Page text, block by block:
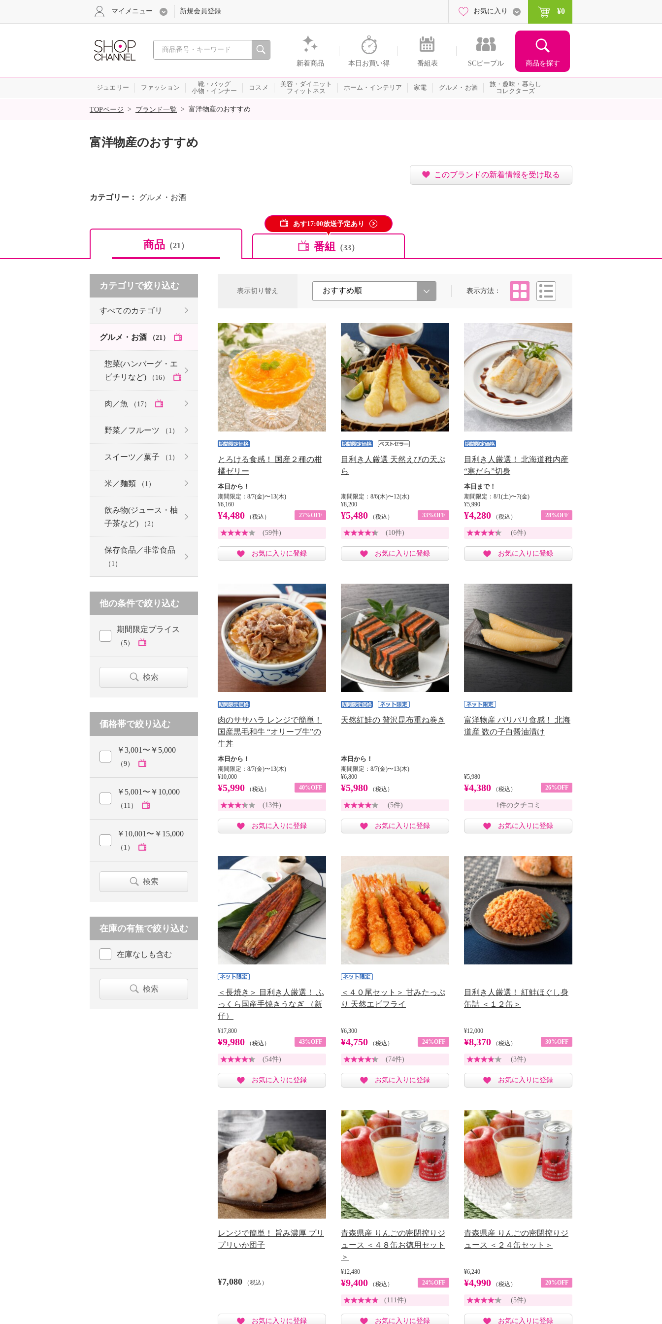
心おどる、瞬間を。通販・テレビショッピングのショップチャンネル
新着商品 本日お買い得 番組表 SCピープル 商品を探す
マイメニュー 新規会員登録 お気に入り ¥0
ジュエリー ファッション
靴・バッグ
小物・インナー
コスメ
美容・ダイエット
フィットネス
ホーム・インテリア 家電 グルメ・お酒
旅・趣味・暮らし
コレクターズ
SALE
TOPページ > ブランド一覧 > 富洋物産のおすすめ
富洋物産のおすすめ
このブランドの新着情報を受け取る
カテゴリー グルメ・お酒
商品 （21） 番組 （33）
あす17:00放送予定あり
表示切り替え 表示方法
タイル
とろける食感！ 国産２種の柑
橘ゼリー
本日から！
期間限定：8/7(金)〜13(木)
¥6,160
¥4,480 （税込） 27%OFF
(59件)
お気に入りに登録
目利き人厳選 天然えびの天ぷ
ら
期間限定：8/6(木)〜12(水)
¥8,200
¥5,480 （税込） 33%OFF
(10件)
お気に入りに登録
目利き人厳選！ 北海道稚内産
“寒だら”切身
本日まで！
期間限定：8/1(土)〜7(金)
¥5,990
¥4,280 （税込） 28%OFF
(6件)
お気に入りに登録
肉のササハラ レンジで簡単！
国産黒毛和牛 “オリーブ牛”の
牛丼
本日から！
期間限定：8/7(金)〜13(木)
¥10,000
¥5,990 （税込） 40%OFF
(13件)
お気に入りに登録
天然紅鮭の 贅沢昆布重ね巻き
本日から！
期間限定：8/7(金)〜13(木)
¥6,800
¥5,980 （税込）
(5件)
お気に入りに登録
富洋物産 パリパリ食感！ 北海
道産 数の子白醤油漬け
¥5,980
¥4,380 （税込） 26%OFF
1件のクチコミ
お気に入りに登録
＜長焼き＞ 目利き人厳選！ ふ
っくら国産手焼きうなぎ （新
仔）
¥17,800
¥9,980 （税込） 43%OFF
(54件)
お気に入りに登録
＜４０尾セット＞ 甘みたっぷ
り 天然エビフライ
¥6,300
¥4,750 （税込） 24%OFF
(74件)
お気に入りに登録
目利き人厳選！ 紅鮭ほぐし身
缶詰 ＜１２缶＞
¥12,000
¥8,370 （税込） 30%OFF
(3件)
お気に入りに登録
レンジで簡単！ 旨み濃厚 プリ
プリいか団子
¥7,080 （税込）
お気に入りに登録
青森県産 りんごの密閉搾りジ
ュース ＜４８缶お徳用セット
＞
¥12,480
¥9,400 （税込） 24%OFF
(111件)
お気に入りに登録
青森県産 りんごの密閉搾りジ
ュース ＜２４缶セット＞
¥6,240
¥4,990 （税込） 20%OFF
(5件)
お気に入りに登録
カテゴリで絞り込む
すべてのカテゴリ
グルメ・お酒 （21）
惣菜(ハンバーグ・エ
ビチリなど)
（16）
肉／魚 （17）
野菜／フルーツ （1）
スイーツ／菓子 （1）
米／麺類 （1）
飲み物(ジュース・柚
子茶など)
（2）
保存食品／非常食品
（1）
他の条件で絞り込む
期間限定プライス
（5）
検索
価格帯で絞り込む
￥3,001〜￥5,000
（9）
￥5,001〜￥10,000
（11）
￥10,001〜￥15,000
（1）
検索
在庫の有無で絞り込む
在庫なしも含む
検索